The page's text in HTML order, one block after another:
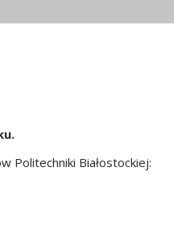
Politechniki Białostockiej: